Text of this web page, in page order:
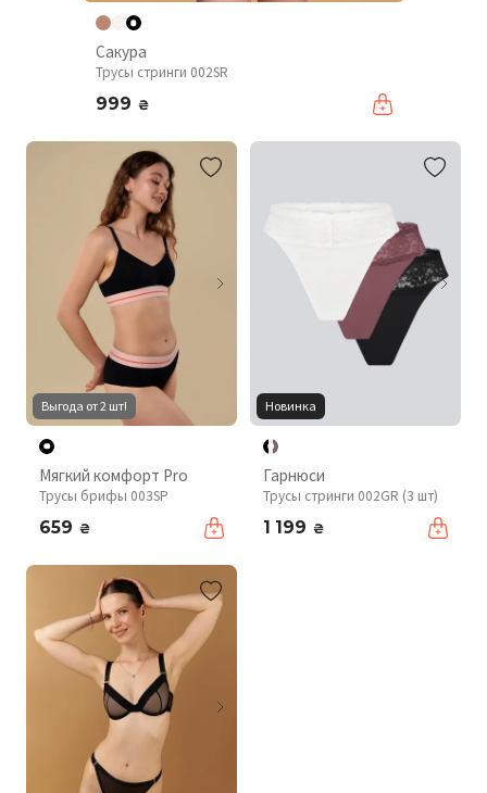
Сакура
Трусы стринги 002SR
999 ₴
Выгода от 2 шт!
Мягкий комфорт Pro
Трусы брифы 003SP
659 ₴
Новинка
Гарнюси
Трусы стринги 002GR (3 шт)
1 199 ₴